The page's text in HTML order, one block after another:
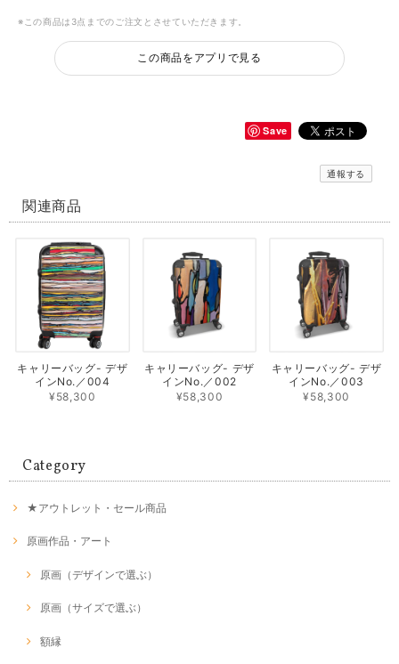
※この商品は3点までのご注文とさせていただきます。
この商品をアプリで見る
Save
通報する
関連商品
キャリーバッグ- デザ
インNo.／004
¥58,300
キャリーバッグ- デザ
インNo.／002
¥58,300
キャリーバッグ- デザ
インNo.／003
¥58,300
Category
★アウトレット・セール商品
原画作品・アート
原画（デザインで選ぶ）
原画（サイズで選ぶ）
額縁